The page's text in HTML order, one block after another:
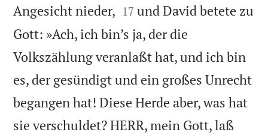
Angesicht nieder, 

17 und David betete zu
Gott: »Ach, ich bin’s ja, der die
Volkszählung veranlaßt hat, und ich bin
es, der gesündigt und ein großes Unrecht
begangen hat! Diese Herde aber, was hat
sie verschuldet? HERR, mein Gott, laß